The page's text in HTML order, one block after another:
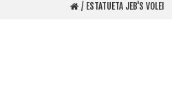
ESTATUETA JEB'S VOLEI